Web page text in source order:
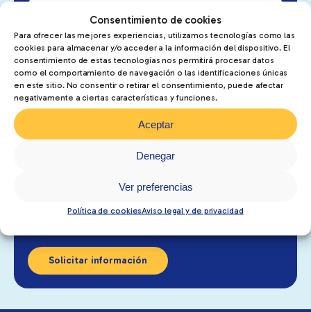
Consentimiento de cookies
Para ofrecer las mejores experiencias, utilizamos tecnologías como las
cookies para almacenar y/o acceder a la información del dispositivo. El
consentimiento de estas tecnologías nos permitirá procesar datos
como el comportamiento de navegación o las identificaciones únicas
en este sitio. No consentir o retirar el consentimiento, puede afectar
negativamente a ciertas características y funciones.
Aceptar
Denegar
Ver preferencias
Política de cookiesAviso legal y de privacidad